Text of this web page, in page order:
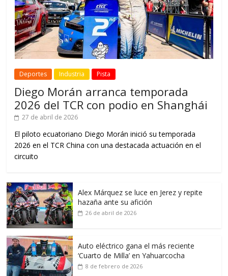
Deportes Industria Pista
Diego Morán arranca temporada
2026 del TCR con podio en Shanghái
27 de abril de 2026
El piloto ecuatoriano Diego Morán inició su temporada
2026 en el TCR China con una destacada actuación en el
circuito
Alex Márquez se luce en Jerez y repite
hazaña ante su afición
26 de abril de 2026
Auto eléctrico gana el más reciente
‘Cuarto de Milla’ en Yahuarcocha
8 de febrero de 2026